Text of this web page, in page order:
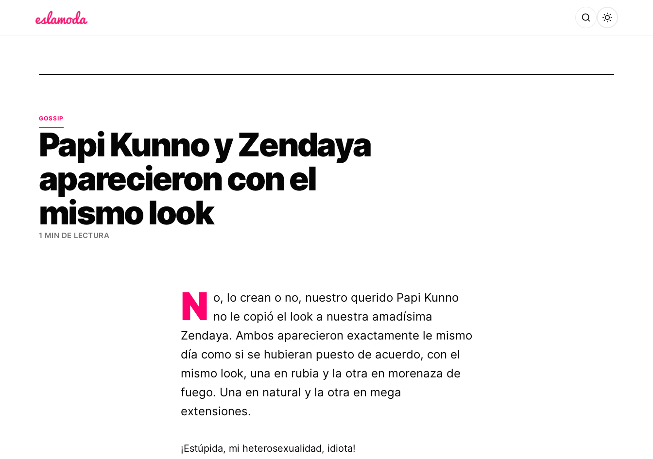
GOSSIP
Papi Kunno y Zendaya
aparecieron con el
mismo look
1 MIN DE LECTURA
N o, lo crean o no, nuestro querido Papi Kunno
no le copió el look a nuestra amadísima
Zendaya. Ambos aparecieron exactamente le mismo
día como si se hubieran puesto de acuerdo, con el
mismo look, una en rubia y la otra en morenaza de
fuego. Una en natural y la otra en mega
extensiones.
¡Estúpida, mi heterosexualidad, idiota!